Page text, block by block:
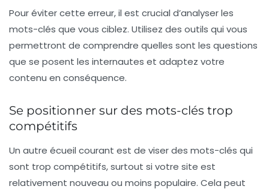
Pour éviter cette erreur, il est crucial d’analyser les
mots-clés que vous ciblez. Utilisez des outils qui vous
permettront de comprendre quelles sont les questions
que se posent les internautes et adaptez votre
contenu en conséquence.
Se positionner sur des mots-clés trop
compétitifs
Un autre écueil courant est de viser des mots-clés qui
sont trop compétitifs, surtout si votre site est
relativement nouveau ou moins populaire. Cela peut